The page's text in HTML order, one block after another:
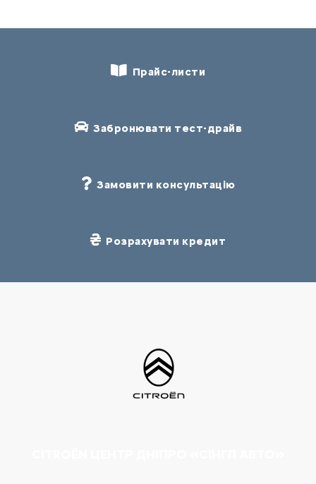
Прайс-листи
Забронювати тест-драйв
Замовити консультацію
Розрахувати кредит